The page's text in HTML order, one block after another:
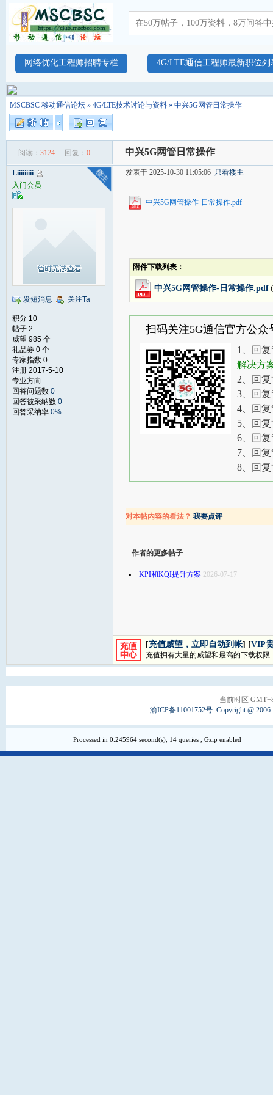
网络优化工程师招聘专栏 4G/LTE通信工程师最新职位列
MSCBSC 移动通信论坛 » 4G/LTE技术讨论与资料 » 中兴5G网管日常操作
阅读： 3124 回复： 0 中兴5G网管日常操作
Liiiiiiiii
入门会员
发短消息 关注Ta
积分 10
帖子 2
威望 985 个
礼品券 0 个
专家指数 0
注册 2017-5-10
专业方向
回答问题数 0
回答被采纳数 0
回答采纳率 0%
发表于 2025-10-30 11:05:06 只看楼主
中兴5G网管操作-日常操作.pdf
附件下载列表：
中兴5G网管操作-日常操作.pdf
扫码关注5G通信官方公
1、回复
解决方
2、回复
3、回复
4、回复
5、回复
6、回复
7、回复
8、回复
对本帖内容的看法？ 我要点评
作者的更多帖子
KPI和KQI提升方案 2026-07-17
[充值威望，立即自动到帐] [VIP
充值拥有大量的威望和最高的下载权限
当前时区
渝ICP备11001752号 Copyright @
Processed in 0.245964 second(s), 14 queries , Gzip enabled